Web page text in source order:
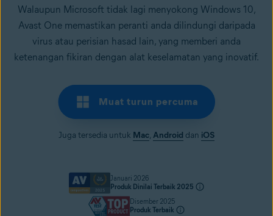
Walaupun Microsoft tidak lagi menyokong Windows 10,
Avast One memastikan peranti anda dilindungi daripada
virus atau perisian hasad lain, yang memberi anda
ketenangan fikiran dengan alat keselamatan yang inovatif.
Muat turun percuma
Juga tersedia untuk Mac, Android dan iOS
Januari 2026
Produk Dinilai Terbaik 2025
Disember 2025
Produk Terbaik